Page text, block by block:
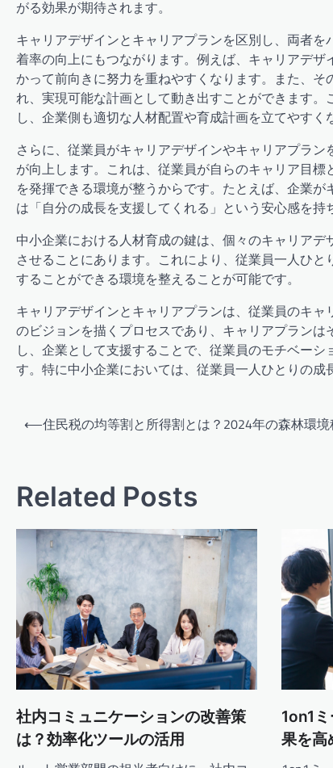
がる効果が期待されます。
キャリアデザインとキャリアプランを区別し、両者
着率の向上にもつながります。例えば、キャリアデ
かって前向きに努力を重ねやすくなります。また、
れ、実現可能な計画として動き出すことができます
し、企業側も適切な人材配置や育成計画を立てやすく
さらに、従業員がキャリアデザインやキャリアプラ
が向上します。これは、従業員が自らのキャリア目
を発揮できる環境が整うからです。たとえば、企業
は「自分の成長を支援してくれる」という安心感を持
中小企業における人材育成の鍵は、個々のキャリア
させることにあります。これにより、従業員一人ひ
することができる環境を整えることが可能です。
キャリアデザインとキャリアプランは、従業員のキ
のビジョンを描くプロセスであり、キャリアプラン
し、企業として支援することで、従業員のモチベー
す。特に中小企業においては、従業員一人ひとりの成
投
ビ
ー
ョ
ン
⟵住民税の均等割と所得割とは？2024年の森林環
Related Posts
社内コミュニケーションの改善策
は？効率化ツールの活用
1on1
果を高